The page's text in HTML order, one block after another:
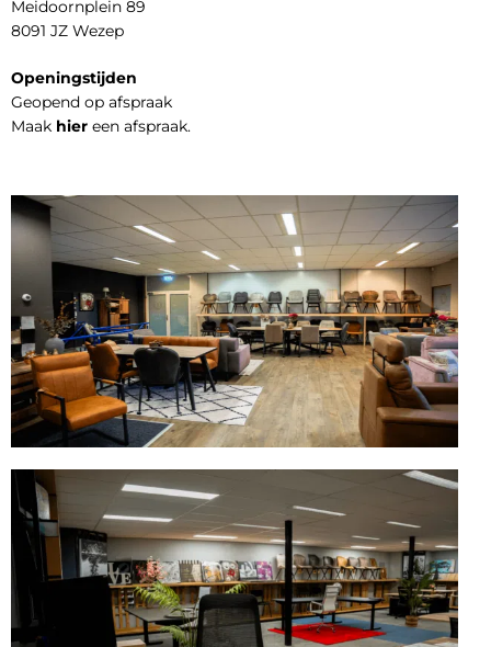
Meidoornplein 89
8091 JZ Wezep
Openingstijden
Geopend op afspraak
Maak hier een afspraak.